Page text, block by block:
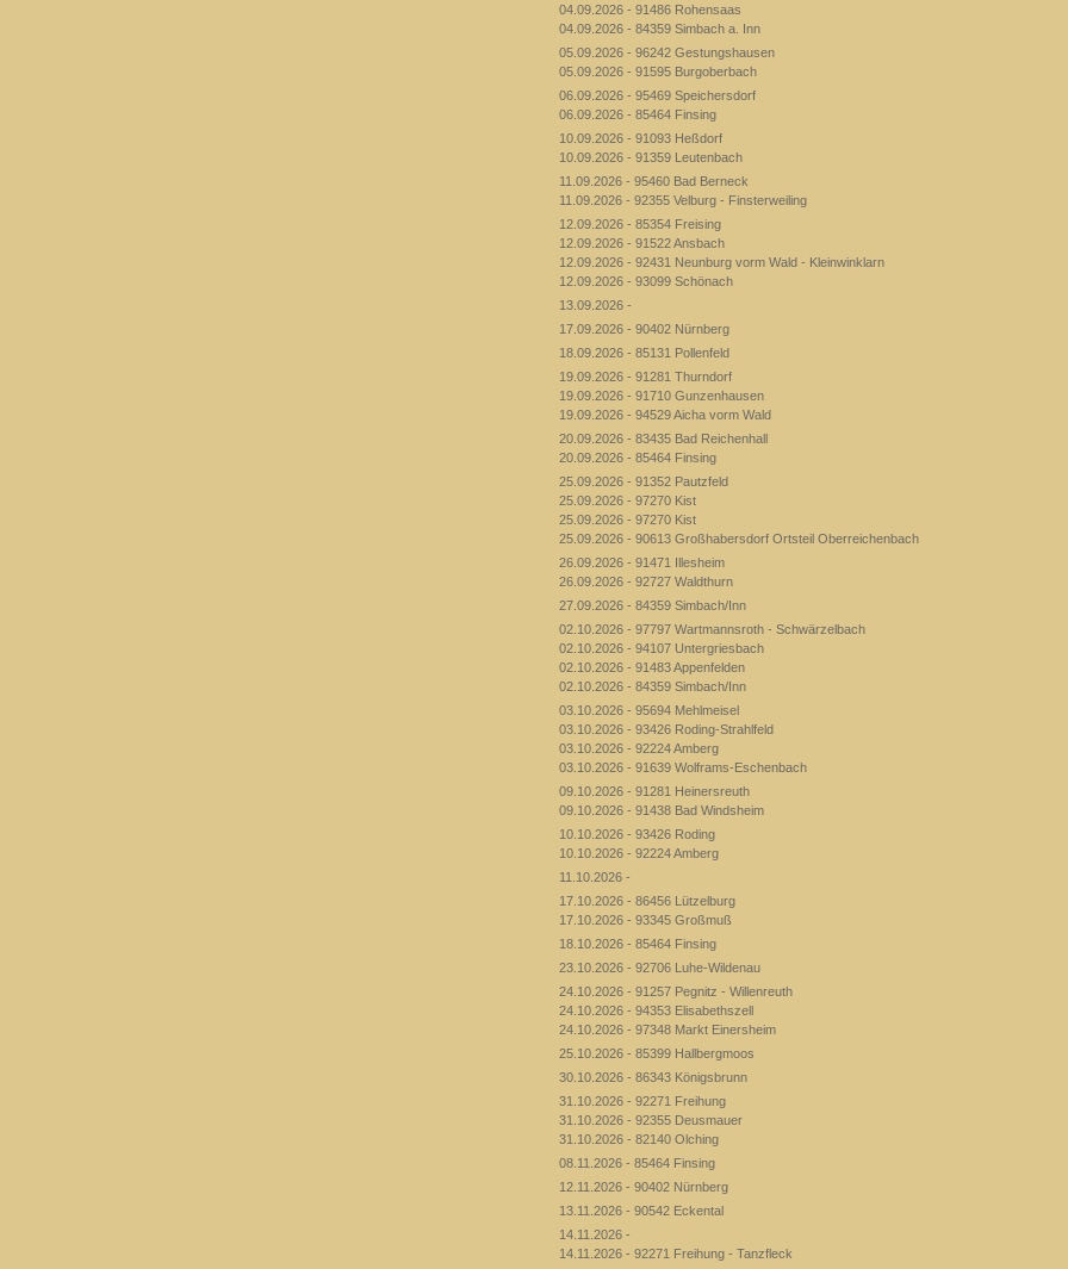
04.09.2026 - 91486 Rohensaas
04.09.2026 - 84359 Simbach a. Inn
05.09.2026 - 96242 Gestungshausen
05.09.2026 - 91595 Burgoberbach
06.09.2026 - 95469 Speichersdorf
06.09.2026 - 85464 Finsing
10.09.2026 - 91093 Heßdorf
10.09.2026 - 91359 Leutenbach
11.09.2026 - 95460 Bad Berneck
11.09.2026 - 92355 Velburg - Finsterweiling
12.09.2026 - 85354 Freising
12.09.2026 - 91522 Ansbach
12.09.2026 - 92431 Neunburg vorm Wald - Kleinwinklarn
12.09.2026 - 93099 Schönach
13.09.2026 -
17.09.2026 - 90402 Nürnberg
18.09.2026 - 85131 Pollenfeld
19.09.2026 - 91281 Thurndorf
19.09.2026 - 91710 Gunzenhausen
19.09.2026 - 94529 Aicha vorm Wald
20.09.2026 - 83435 Bad Reichenhall
20.09.2026 - 85464 Finsing
25.09.2026 - 91352 Pautzfeld
25.09.2026 - 97270 Kist
25.09.2026 - 97270 Kist
25.09.2026 - 90613 Großhabersdorf Ortsteil Oberreichenbach
26.09.2026 - 91471 Illesheim
26.09.2026 - 92727 Waldthurn
27.09.2026 - 84359 Simbach/Inn
02.10.2026 - 97797 Wartmannsroth - Schwärzelbach
02.10.2026 - 94107 Untergriesbach
02.10.2026 - 91483 Appenfelden
02.10.2026 - 84359 Simbach/Inn
03.10.2026 - 95694 Mehlmeisel
03.10.2026 - 93426 Roding-Strahlfeld
03.10.2026 - 92224 Amberg
03.10.2026 - 91639 Wolframs-Eschenbach
09.10.2026 - 91281 Heinersreuth
09.10.2026 - 91438 Bad Windsheim
10.10.2026 - 93426 Roding
10.10.2026 - 92224 Amberg
11.10.2026 -
17.10.2026 - 86456 Lützelburg
17.10.2026 - 93345 Großmuß
18.10.2026 - 85464 Finsing
23.10.2026 - 92706 Luhe-Wildenau
24.10.2026 - 91257 Pegnitz - Willenreuth
24.10.2026 - 94353 Elisabethszell
24.10.2026 - 97348 Markt Einersheim
25.10.2026 - 85399 Hallbergmoos
30.10.2026 - 86343 Königsbrunn
31.10.2026 - 92271 Freihung
31.10.2026 - 92355 Deusmauer
31.10.2026 - 82140 Olching
08.11.2026 - 85464 Finsing
12.11.2026 - 90402 Nürnberg
13.11.2026 - 90542 Eckental
14.11.2026 -
14.11.2026 - 92271 Freihung - Tanzfleck